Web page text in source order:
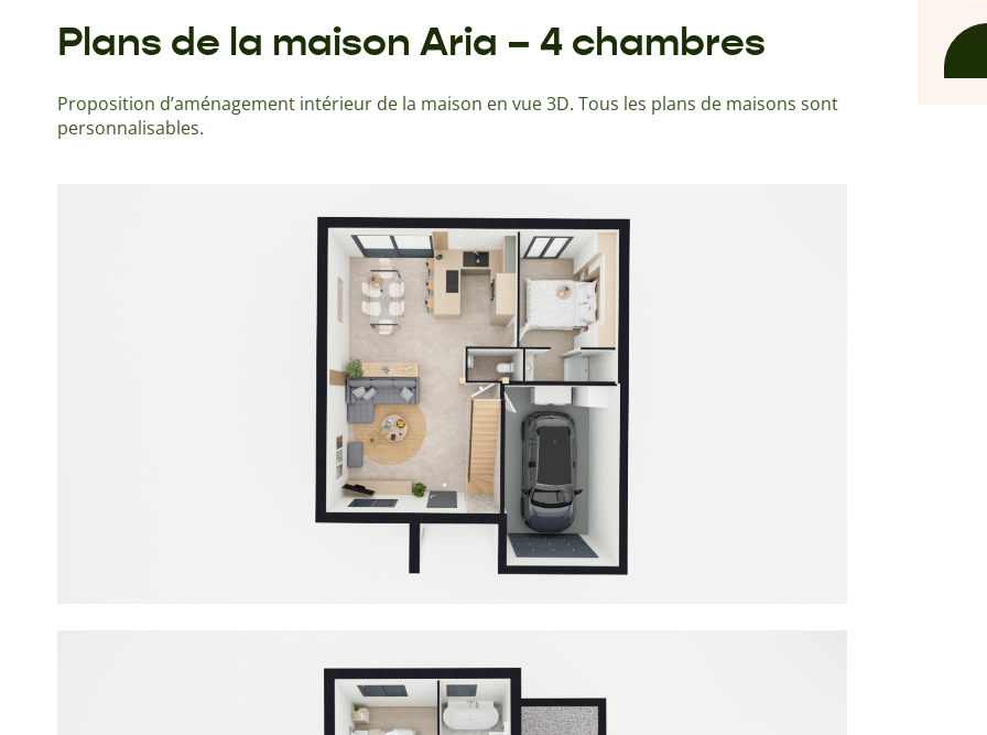
Plans de la maison Aria – 4 chambres
Proposition d’aménagement intérieur de la maison en vue 3D. Tous les plans de maisons sont
personnalisables.